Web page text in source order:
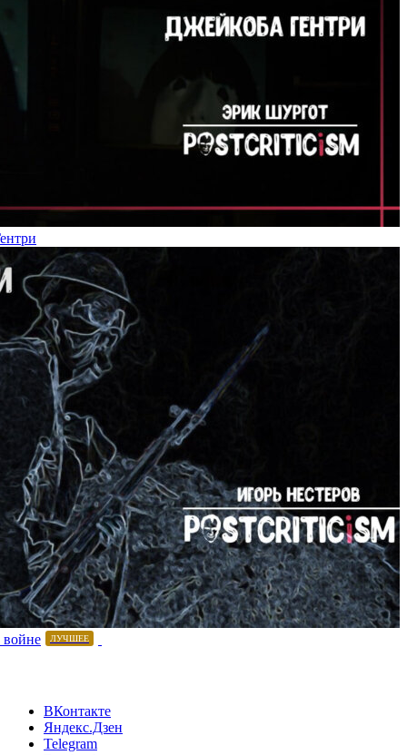
ЛУЧШЕЕ
ВКонтакте
Яндекс.Дзен
Telegram